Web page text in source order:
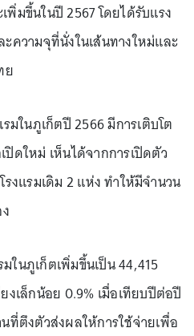
มขึ้นในปี 2567 โดยได้รับแรง
ความจุที่นั่งในเส้นทางใหม่และ
ย
มในภูเก็ตปี 2566 มีการเติบโต
ดใหม่ เห็นได้จากการเปิดตัว
งแรมเดิม 2 แห่ง ทำให้มีจำนวน
ในภูเก็ตเพิ่มขึ้นเป็น 44,415
เล็กน้อย 0.9% เมื่อเทียบปีต่อปี
ที่ตึงตัวส่งผลให้การใช้จ่ายเพื่อ